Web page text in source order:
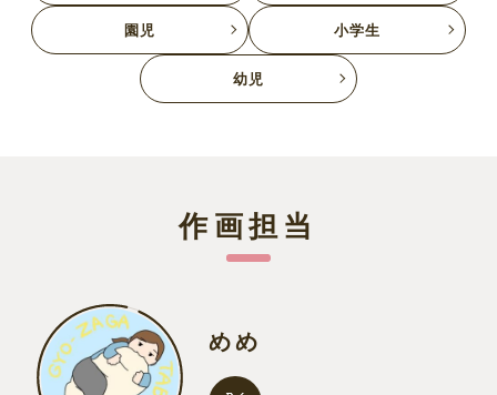
園児 小学生
幼児
作画担当
めめ